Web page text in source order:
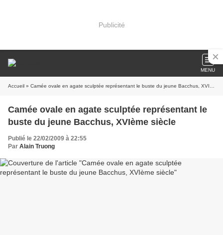
Publicité
MENU
Accueil » Camée ovale en agate sculptée représentant le buste du jeune Bacchus, XVIème siècle
Camée ovale en agate sculptée représentant le
buste du jeune Bacchus, XVIème siècle
Publié le 22/02/2009 à 22:55
Par Alain Truong